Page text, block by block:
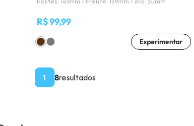
R$ 99,99
Experimentar
1 8resultados